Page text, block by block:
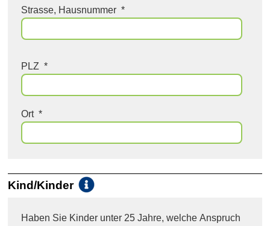
Strasse, Hausnummer *
PLZ *
Ort *
Kind/Kinder i
Haben Sie Kinder unter 25 Jahre, welche Anspruch